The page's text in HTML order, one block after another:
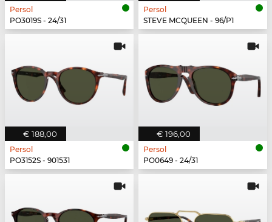
Persol
PO3019S - 24/31
Persol
STEVE MCQUEEN - 96/P1
€ 188,00
Persol
PO3152S - 901531
€ 196,00
Persol
PO0649 - 24/31